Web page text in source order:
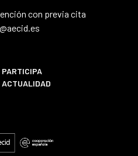
con previa cita
PARTICIPA
ACTUALIDAD